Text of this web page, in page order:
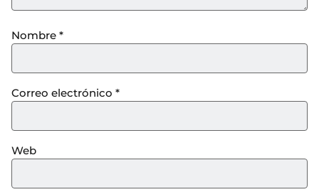
Nombre *
Correo electrónico *
Web